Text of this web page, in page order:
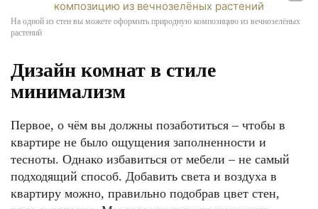
На одной из стен вы можете оформить природную композицию из вечнозелёных
растений
Дизайн комнат в стиле
минимализм
Первое, о чём вы должны позаботиться – чтобы в
квартире не было ощущения заполненности и
тесноты. Однако избавиться от мебели – не самый
подходящий способ. Добавить света и воздуха в
квартиру можно, правильно подобрав цвет стен,